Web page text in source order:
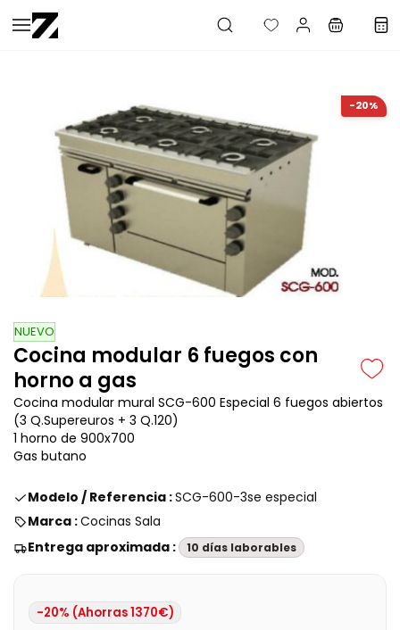
Saltar al
contenido
-20%
NUEVO
Cocina modular 6 fuegos con
horno a gas
Cocina modular mural SCG-600 Especial 6 fuegos abiertos
(3 Q.Supereuros + 3 Q.120)
1 horno de 900x700
Gas butano
Modelo / Referencia :SCG-600-3se especial
Marca :Cocinas Sala
Entrega aproximada :
10 días laborables
-20% (Ahorras 1370€)